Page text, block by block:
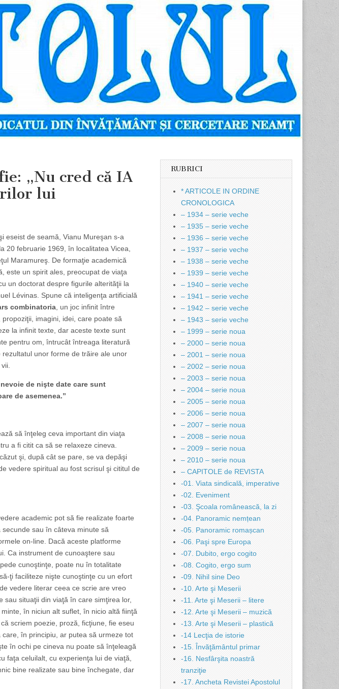
„Nu cred că IA
lui
eseist de seamă, Vianu Mureşan s-a
20 februarie 1969, în localitatea Vicea,
Maramureş. De formaţie academică
este un spirit ales, preocupat de viaţa
un doctorat despre figurile alterităţii la
Lévinas. Spune că inteligenţa artificială
combinatoria , un joc infinit între
propoziţii, imagini, idei, care poate să
la infinit texte, dar aceste texte sunt
pentru om, întrucât întreaga literatură
rezultatul unor forme de trăire ale unor
nevoie de nişte date care sunt
de asemenea.”
să înţeleg ceva important din viaţa
a fi citit ca să se relaxeze cineva.
şi, după cât se pare, se va depăşi
vedere spiritual au fost scrisul şi cititul de
academic pot să fie realizate foarte
sau în câteva minute să
on-line. Dacă aceste platforme
Ca instrument de cunoaştere sau
cunoştinţe, poate nu în totalitate
ţi faciliteze nişte cunoştinţe cu un efort
vedere literar ceea ce scrie are vreo
situaţii din viaţă în care simţirea lor,
în niciun alt suflet, în nicio altă fiinţă
scriem poezie, proză, ficţiune, fie eseu
în principiu, ar putea să urmeze tot
în ochi pe cineva nu poate să înţeleagă
faţa celuilalt, cu experienţa lui de viaţă,
bine realizate sau bine închegate, dar
RUBRICI
* ARTICOLE IN ORDINE
CRONOLOGICA
– 1934 – serie veche
– 1935 – serie veche
– 1936 – serie veche
– 1937 – serie veche
– 1938 – serie veche
– 1939 – serie veche
– 1940 – serie veche
– 1941 – serie veche
– 1942 – serie veche
– 1943 – serie veche
– 1999 – serie noua
– 2000 – serie noua
– 2001 – serie noua
– 2002 – serie noua
– 2003 – serie noua
– 2004 – serie noua
– 2005 – serie noua
– 2006 – serie noua
– 2007 – serie noua
– 2008 – serie noua
– 2009 – serie noua
– 2010 – serie noua
– CAPITOLE de REVISTA
-01. Viata sindicală, imperative
-02. Eveniment
-03. Şcoala românească, la zi
-04. Panoramic nemțean
-05. Panoramic romașcan
-06. Paşi spre Europa
-07. Dubito, ergo cogito
-08. Cogito, ergo sum
-09. Nihil sine Deo
-10. Arte şi Meserii
-11. Arte şi Meserii – litere
-12. Arte şi Meserii – muzică
-13. Arte şi Meserii – plastică
-14 Lecţia de istorie
-15. Învăţământul primar
-16. Nesfârşita noastră
tranziţie
-17. Ancheta Revistei Apostolul